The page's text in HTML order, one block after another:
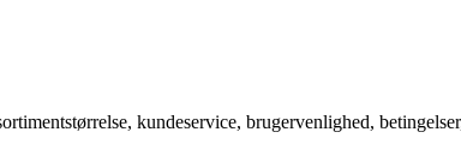
kundeservice, brugervenlighed,